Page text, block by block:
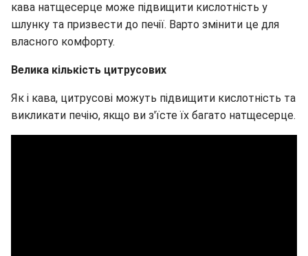
кава натщесерце може підвищити кислотність у
шлунку та призвести до печії. Варто змінити це для
власного комфорту.
Велика кількість цитрусових
Як і кава, цитрусові можуть підвищити кислотність та
викликати печію, якщо ви з'їсте їх багато натщесерце.